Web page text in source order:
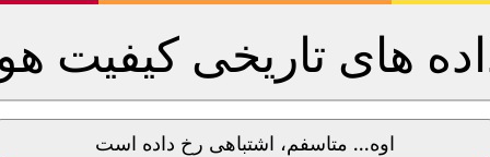
های تاریخی کیفیت
اوه... متاسفم، اشتباهی رخ داده است